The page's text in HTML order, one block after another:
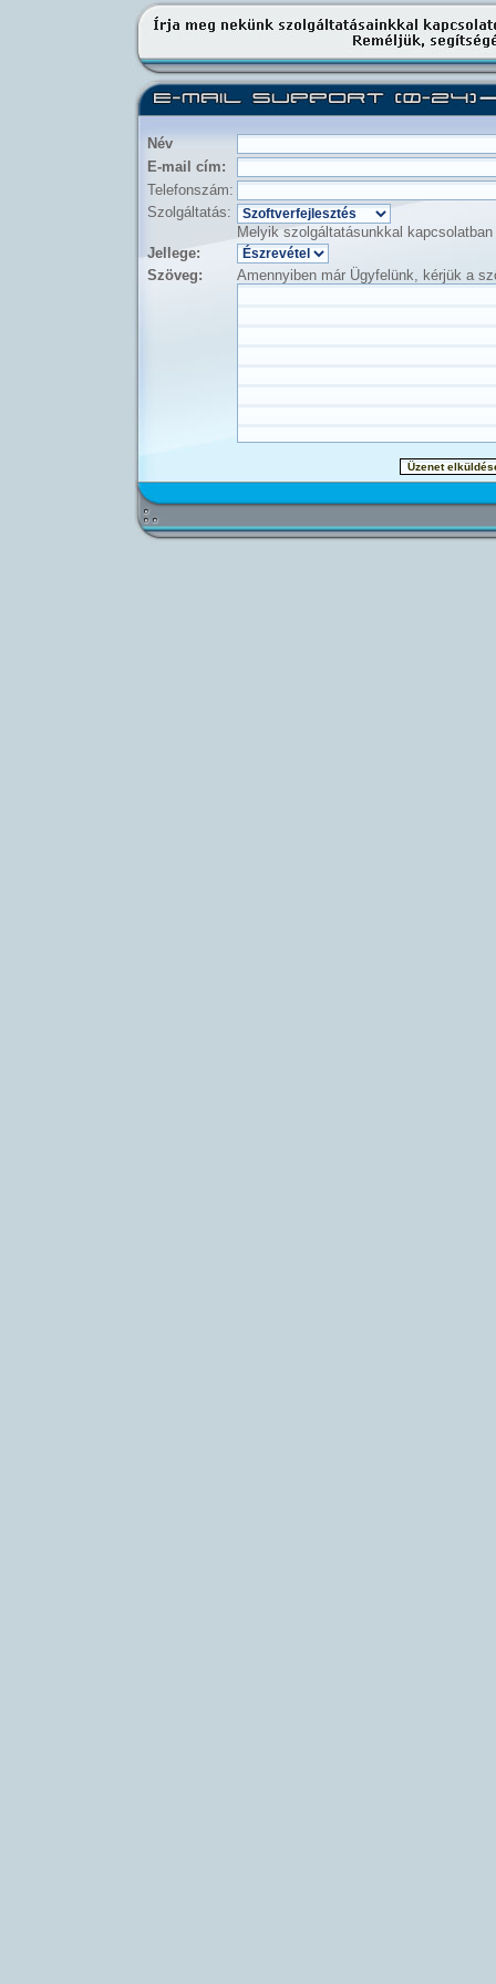
Név
E-mail cím:
Telefonszám:
Szolgáltatás:
Melyik szolgáltatásunkkal
Jellege:
Szöveg:
Amennyiben már Ügyfelünk, kérjük a